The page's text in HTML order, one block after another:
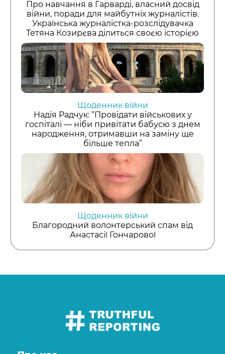
Про навчання в Гарварді, власний досвід
війни, поради для майбутніх журналістів.
Українська журналістка-розслідувачка
Тетяна Козирєва ділиться своєю історією
Щоденник війни
Надія Радчук: “Провідати військових у
госпіталі — ніби привітати бабусю з днем
народження, отримавши на заміну ще
більше тепла”
Щоденник війни
Благородний волонтерський спам від
Анастасії Гончарової